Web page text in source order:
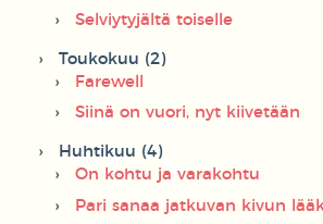
Selviytyjältä toiselle
Toukokuu (2)
Farewell
Siinä on vuori, nyt kiivetään
Huhtikuu (4)
On kohtu ja varakohtu
Pari sanaa jatkuvan kivun